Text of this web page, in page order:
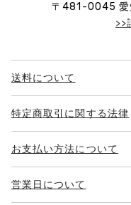
〒481-0045
>>
送料について
特定商取引に関する法律
お支払い方法について
営業日について